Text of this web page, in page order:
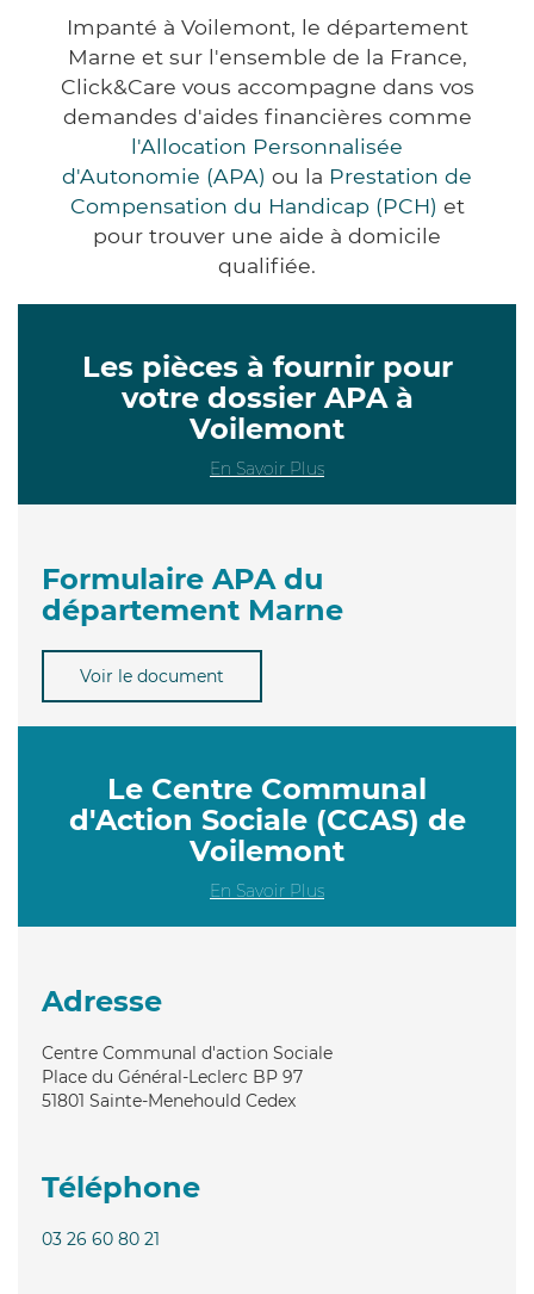
Impanté à Voilemont, le département
Marne et sur l'ensemble de la France,
Click&Care vous accompagne dans vos
demandes d'aides financières comme
l'Allocation Personnalisée
d'Autonomie (APA) ou la Prestation de
Compensation du Handicap (PCH) et
pour trouver une aide à domicile
qualifiée.
Les pièces à fournir pour
votre dossier APA à
Voilemont
En Savoir Plus
Formulaire APA du
département Marne
Voir le document
Le Centre Communal
d'Action Sociale (CCAS) de
Voilemont
En Savoir Plus
Adresse
Centre Communal d'action Sociale
Place du Général-Leclerc BP 97
51801 Sainte-Menehould Cedex
Téléphone
03 26 60 80 21